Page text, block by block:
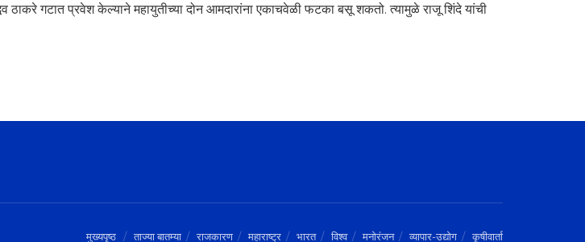
गटात प्रवेश केल्याने महायुतीच्या दोन आमदारांना एकाचवेळी फटका बसू शकतो. त्यामुळे राजू शिंदे यांची
मुख्यपृष्ठ ताज्या बातम्या राजकारण महाराष्ट्र भारत विश्व मनोरंजन व्यापार-उद्योग कृषीवार्ता